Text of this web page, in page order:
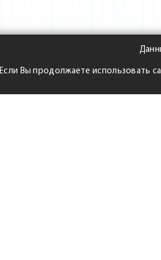
Если Вы продолжаете использовать